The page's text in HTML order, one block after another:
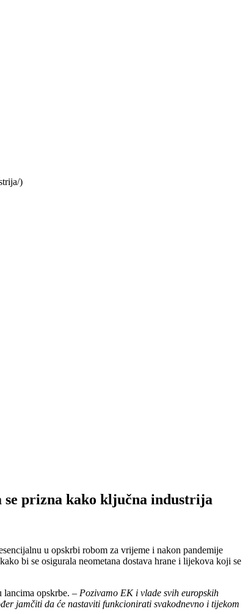
)
prizna kako ključna industrija
u opskrbi robom za vrijeme i nakon pandemije
kako bi se osigurala neometana dostava hrane i lijekova koji se
lancima opskrbe. – Pozivamo EK i vlade svih europskih
jamčiti da će nastaviti funkcionirati svakodnevno i tijekom